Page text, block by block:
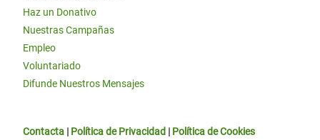
Haz un Donativo
Nuestras Campañas
Empleo
Voluntariado
Difunde Nuestros Mensajes
Contacta | Política de Privacidad | Política de Cookies